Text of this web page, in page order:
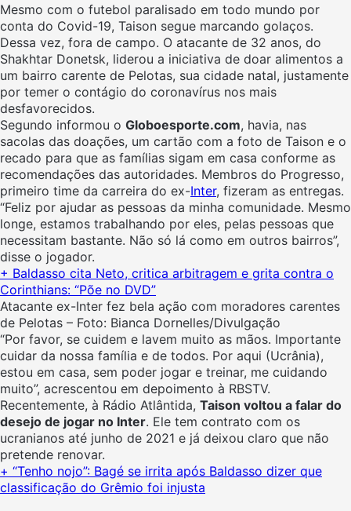
Mesmo com o futebol paralisado em todo mundo por
conta do Covid-19, Taison segue marcando golaços.
Dessa vez, fora de campo. O atacante de 32 anos, do
Shakhtar Donetsk, liderou a iniciativa de doar alimentos a
um bairro carente de Pelotas, sua cidade natal, justamente
por temer o contágio do coronavírus nos mais
desfavorecidos.
Segundo informou o Globoesporte.com, havia, nas
sacolas das doações, um cartão com a foto de Taison e o
recado para que as famílias sigam em casa conforme as
recomendações das autoridades. Membros do Progresso,
primeiro time da carreira do ex-Inter, fizeram as entregas.
“Feliz por ajudar as pessoas da minha comunidade. Mesmo
longe, estamos trabalhando por eles, pelas pessoas que
necessitam bastante. Não só lá como em outros bairros”,
disse o jogador.
+ Baldasso cita Neto, critica arbitragem e grita contra o
Corinthians: “Põe no DVD”
Atacante ex-Inter fez bela ação com moradores carentes
de Pelotas – Foto: Bianca Dornelles/Divulgação
“Por favor, se cuidem e lavem muito as mãos. Importante
cuidar da nossa família e de todos. Por aqui (Ucrânia),
estou em casa, sem poder jogar e treinar, me cuidando
muito”, acrescentou em depoimento à RBSTV.
Recentemente, à Rádio Atlântida, Taison voltou a falar do
desejo de jogar no Inter. Ele tem contrato com os
ucranianos até junho de 2021 e já deixou claro que não
pretende renovar.
+ “Tenho nojo”: Bagé se irrita após Baldasso dizer que
classificação do Grêmio foi injusta